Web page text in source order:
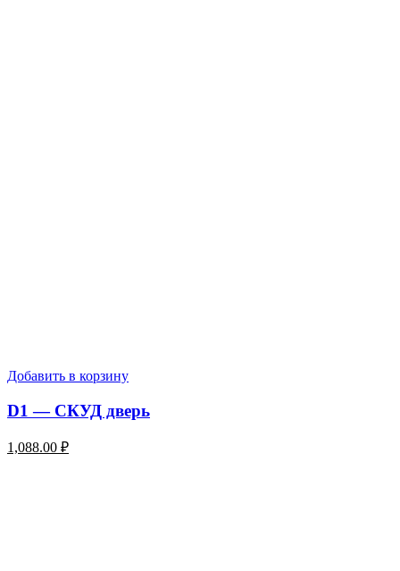
Добавить в корзину
D1 — СКУД дверь
1,088.00 ₽